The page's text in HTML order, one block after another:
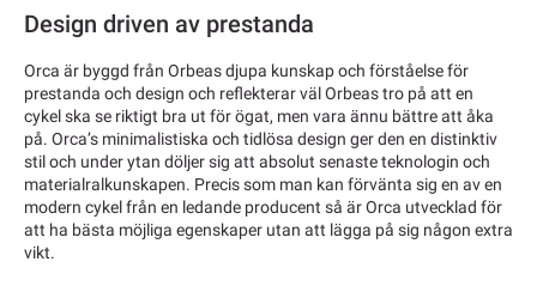
Design driven av prestanda
Orca är byggd från Orbeas djupa kunskap och förståelse för
prestanda och design och reflekterar väl Orbeas tro på att en
cykel ska se riktigt bra ut för ögat, men vara ännu bättre att åka
på. Orca’s minimalistiska och tidlösa design ger den en distinktiv
stil och under ytan döljer sig att absolut senaste teknologin och
materialralkunskapen. Precis som man kan förvänta sig en av en
modern cykel från en ledande producent så är Orca utvecklad för
att ha bästa möjliga egenskaper utan att lägga på sig någon extra
vikt.